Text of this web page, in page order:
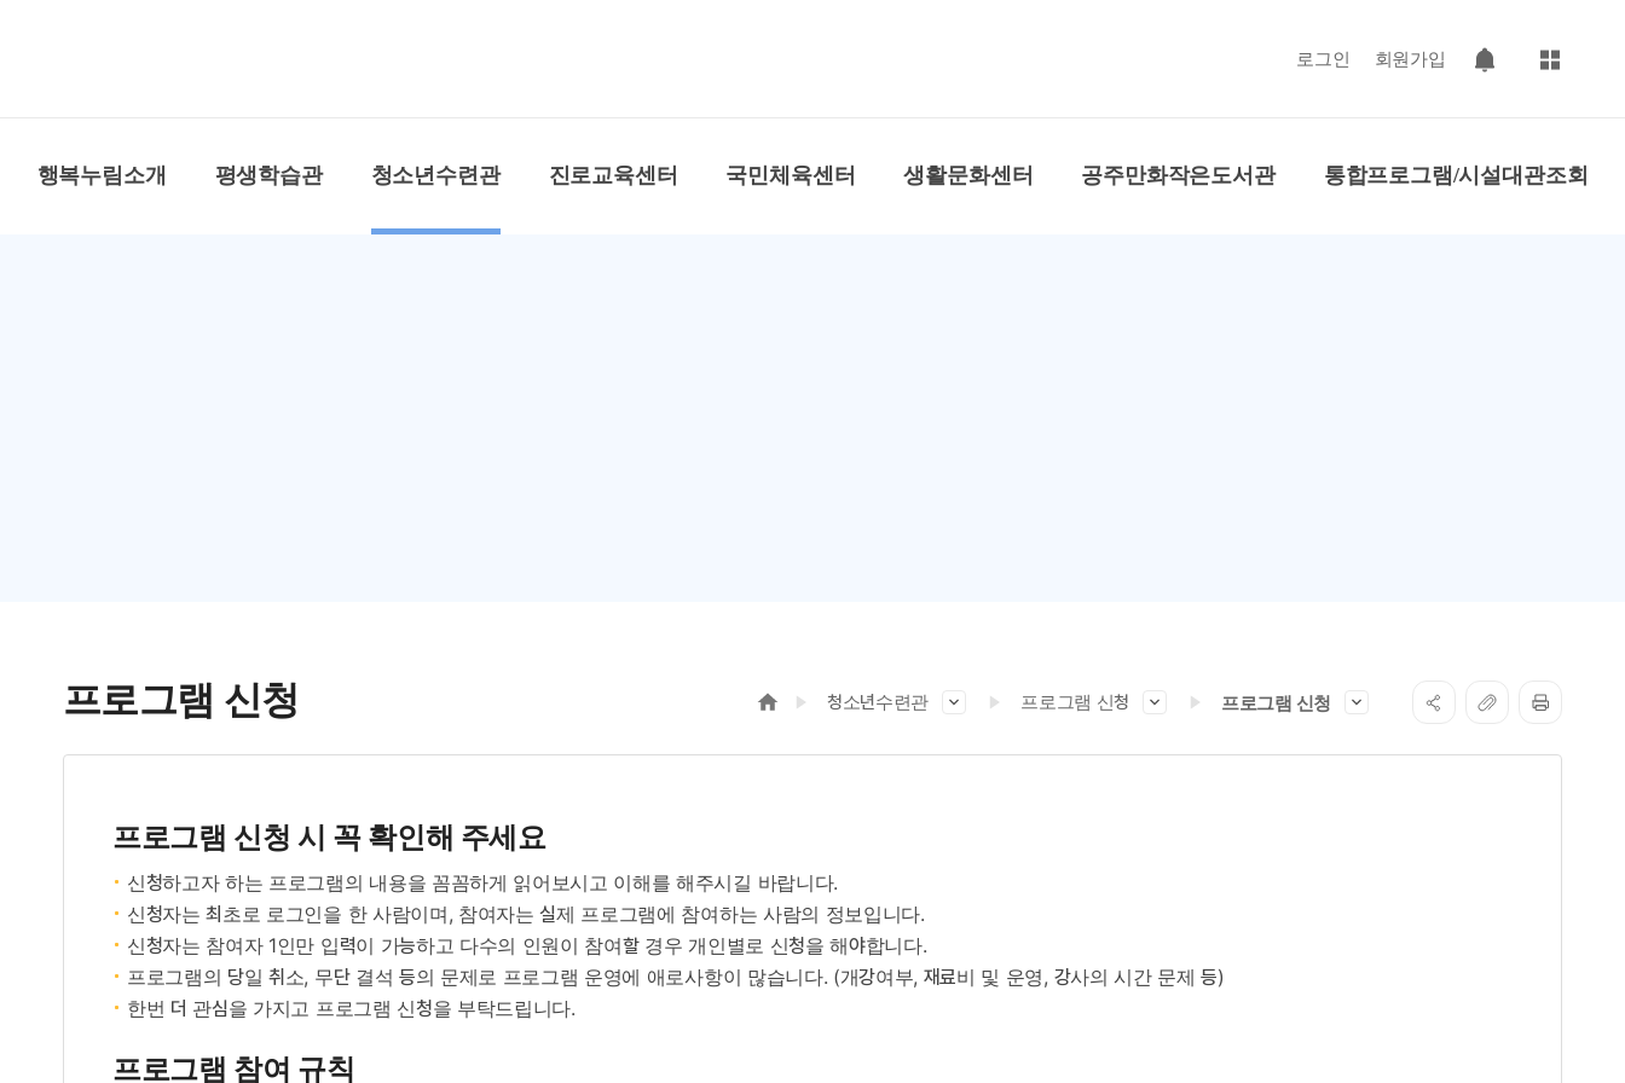
로그인 회원가입
팝업 열기
사이트맵
행복누림소개 평생학습관 청소년수련관 진로교육센터 국민체육센터 생활문화센터 공주만화작은도서관 통합프로그램/시설대관조회
프로그램 신청 청소년수련관 프로그램 신청 프로그램 신청
프로그램 신청 시 꼭 확인해 주세요
신청하고자 하는 프로그램의 내용을 꼼꼼하게 읽어보시고 이해를 해주시길 바랍니다.
신청자는 최초로 로그인을 한 사람이며, 참여자는 실제 프로그램에 참여하는 사람의 정보입니다.
신청자는 참여자 1인만 입력이 가능하고 다수의 인원이 참여할 경우 개인별로 신청을 해야합니다.
프로그램의 당일 취소, 무단 결석 등의 문제로 프로그램 운영에 애로사항이 많습니다. (개강여부, 재료비 및 운영, 강사의 시간 문제 등)
한번 더 관심을 가지고 프로그램 신청을 부탁드립니다.
프로그램 참여 규칙